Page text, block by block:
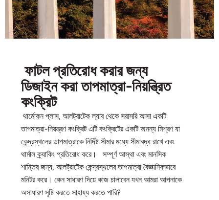
ফাটল প্রতিরোধ করার জন্য
ডিজাইন করা তাপমাত্রা-নিয়ন্ত্রিত
কংক্রিট
থার্মোকন প্লাস, আলট্রাটেক ল্যাব থেকে সরাসরি আসা একটি
তাপমাত্রা-নিয়ন্ত্রণ কংক্রিট এটি কংক্রিটের একটি অনন্য মিশ্রণ যা
কেন্দ্রস্থলের তাপমাত্রাকে নির্দিষ্ট সীমার মধ্যে সীমাবদ্ধ রাখে এবং
থার্মাল ক্র্যাকিং প্রতিরোধ করে। সম্পূর্ণ আস্থা এবং মানসিক
শান্তির জন্য, আলট্রাটেক কেন্দ্রস্থলের তাপমাত্রা বৈজ্ঞানিকভাবে
মনিটর করে। কেন সাধারণ দিয়ে কাজ চালাবেন যখন আমরা আপনাকে
অসাধারণ সৃষ্টি করতে সাহায্য করতে পারি?